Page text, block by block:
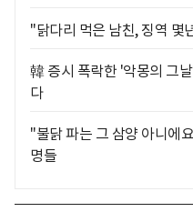
"닭다리 먹은 남친, 징역 몇
韓 증시 폭락한 '악몽의 그
다
"불닭 파는 그 삼양 아니에
명들